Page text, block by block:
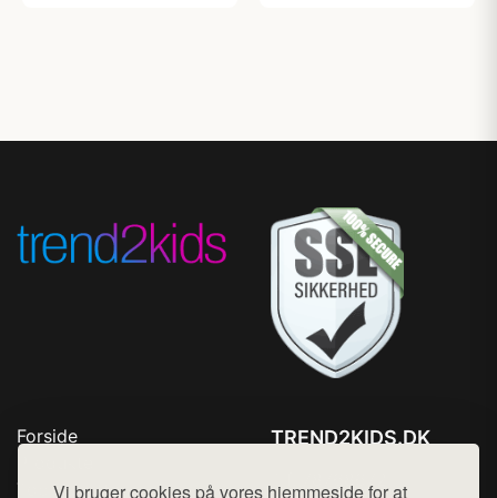
Vi bruger cookies på vores hjemmeside for at
Forside
Top Rabatter
TREND2KIDS.DK